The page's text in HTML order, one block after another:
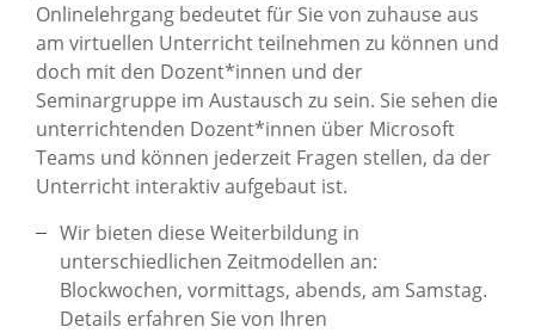
Onlinelehrgang bedeutet für Sie von zuhause aus
am virtuellen Unterricht teilnehmen zu können und
doch mit den Dozent*innen und der
Seminargruppe im Austausch zu sein. Sie sehen die
unterrichtenden Dozent*innen über Microsoft
Teams und können jederzeit Fragen stellen, da der
Unterricht interaktiv aufgebaut ist.
Wir bieten diese Weiterbildung in
unterschiedlichen Zeitmodellen an:
Blockwochen, vormittags, abends, am Samstag.
Details erfahren Sie von Ihren